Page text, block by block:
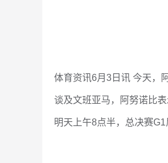
体育资讯6月3日讯 今天，
谈及文班亚马，阿努诺比
明天上午8点半，总决赛G1